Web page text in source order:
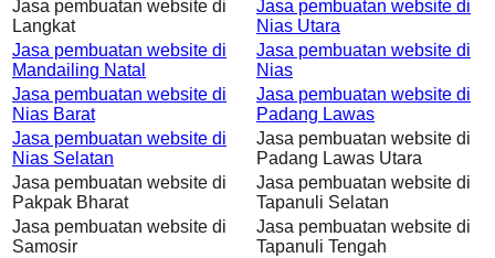
Jasa pembuatan website di
Langkat
Jasa pembuatan website di
Nias Utara
Jasa pembuatan website di
Mandailing Natal
Jasa pembuatan website di
Nias
Jasa pembuatan website di
Nias Barat
Jasa pembuatan website di
Padang Lawas
Jasa pembuatan website di
Nias Selatan
Jasa pembuatan website di
Padang Lawas Utara
Jasa pembuatan website di
Pakpak Bharat
Jasa pembuatan website di
Tapanuli Selatan
Jasa pembuatan website di
Samosir
Jasa pembuatan website di
Tapanuli Tengah